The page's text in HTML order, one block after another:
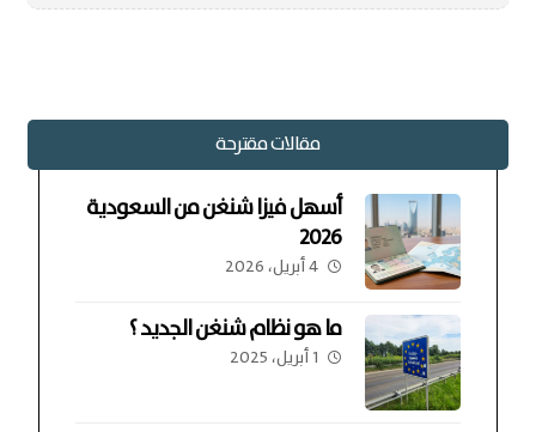
مقالات مقترحة
أسهل فيزا شنغن من السعودية
2026
4 أبريل، 2026
ما هو نظام شنغن الجديد ؟
1 أبريل، 2025